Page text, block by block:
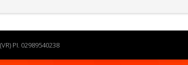
PI. 02989540238